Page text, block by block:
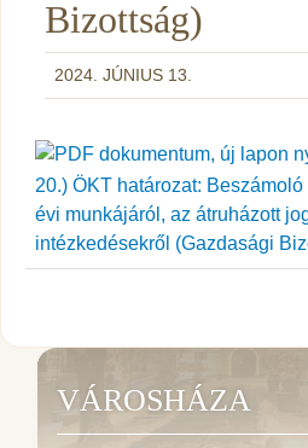
Bizottság)
2024. JÚNIUS 13.
20.) ÖKT határozat:
évi munkájáról, az átruházott
intézkedésekről (Gazdasági
VÁROSHÁZA